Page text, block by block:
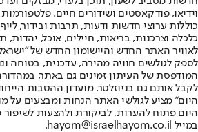
וידיאו, פודקאסטים ושידורים חיים.
כוללות ערוצי חדשות ודעות, תרבות ובידור,
לאוויר האתר החדש והיישומון החדש של
לספק לגולשים חוויה מהירה, עדכנית, בטוחה
המודפסת של העיתון זמינים גם באתר,
לקבל אותם גם בניוזלטר. מועדון ההטבות
היום" מציע לגולשי האתר הנחות ומבצעים על
היום פתוח להערות, לביקורת ולהצעות לשיפור
במייל hayom@israelhayom.co.il.